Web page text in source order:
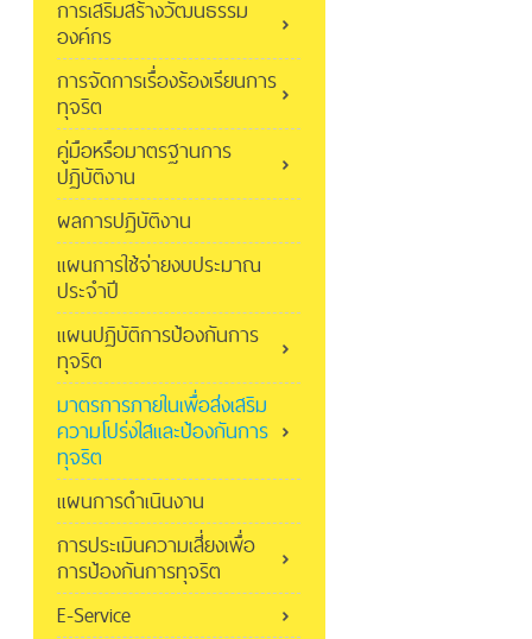
การเสริมสร้างวัฒนธรรม
องค์กร
การจัดการเรื่องร้องเรียนการ
ทุจริต
คู่มือหรือมาตรฐานการ
ปฏิบัติงาน
ผลการปฏิบัติงาน
แผนการใช้จ่ายงบประมาณ
ประจำปี
แผนปฏิบัติการป้องกันการ
ทุจริต
มาตรการภายในเพื่อส่งเสริม
ความโปร่งใสและป้องกันการ
ทุจริต
แผนการดำเนินงาน
การประเมินความเสี่ยงเพื่อ
การป้องกันการทุจริต
E-Service